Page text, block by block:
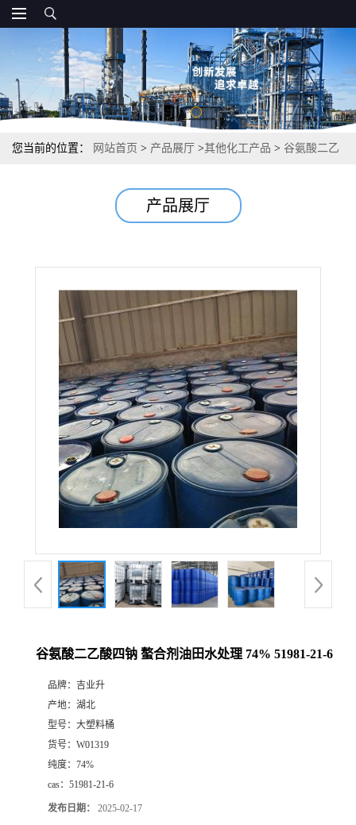
您当前的位置： 网站首页 > 产品展厅 >其他化工产品 > 谷氨酸二乙
产品展厅
谷氨酸二乙酸四钠 螯合剂油田水处理 74% 51981-21-6
品牌： 吉业升
产地： 湖北
型号： 大塑料桶
货号： W01319
纯度： 74%
cas： 51981-21-6
发布日期： 2025-02-17